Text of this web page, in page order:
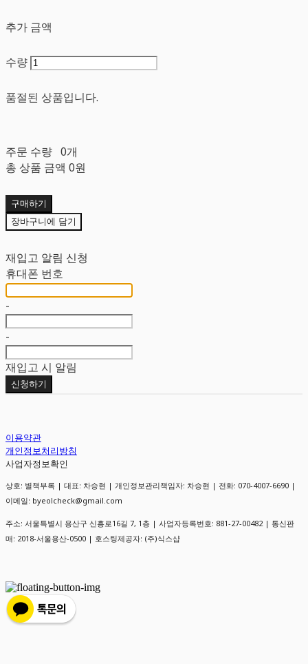
추가 금액
수량
품절된 상품입니다.
주문 수량 0개
총 상품 금액 0원
구매하기
장바구니에 담기
재입고 알림 신청
휴대폰 번호
-
-
재입고 시 알림
신청하기
이용약관
개인정보처리방침
사업자정보확인
상호: 별책부록 | 대표: 차승현 | 개인정보관리책임자: 차승현 | 전화: 070-4007-6690 |
이메일: byeolcheck@gmail.com
주소: 서울특별시 용산구 신흥로16길 7, 1층 | 사업자등록번호: 881-27-00482 | 통신판
매: 2018-서울용산-0500 | 호스팅제공자: (주)식스샵